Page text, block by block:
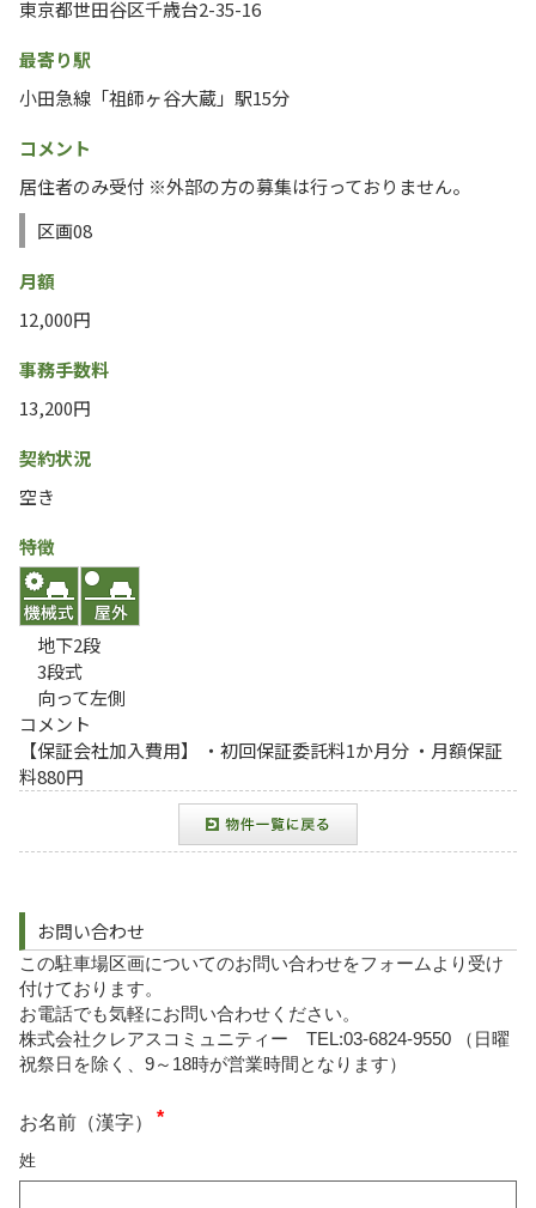
東京都世田谷区千歳台2-35-16
最寄り駅
小田急線「祖師ヶ谷大蔵」駅15分
コメント
居住者のみ受付 ※外部の方の募集は行っておりません。
区画08
月額
12,000円
事務手数料
13,200円
契約状況
空き
特徴
地下2段
3段式
向って左側
コメント
【保証会社加入費用】 ・初回保証委託料1か月分 ・月額保証
料880円
お問い合わせ